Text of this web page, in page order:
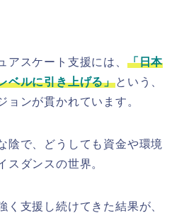
アスケート支援には、 「日本
ベルに引き上げる」という、
ョンが貫かれています。
陰で、どうしても資金や環境
スダンスの世界。
く支援し続けてきた結果が、